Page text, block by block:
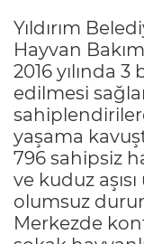
Yıldırım
Hayvan
2016 yılında
edilmesi
yaşama
796 sahipsiz
ve kuduz
olumsuz
Merkezde